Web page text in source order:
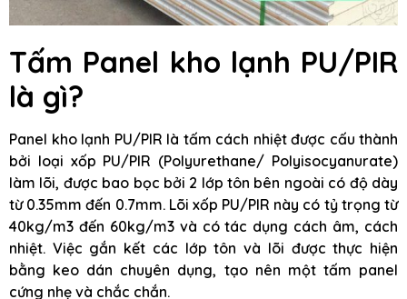
Tấm Panel kho lạnh PU/PIR
là gì?
Panel kho lạnh PU/PIR là tấm cách nhiệt được cấu thành
bởi loại xốp PU/PIR (Polyurethane/ Polyisocyanurate)
làm lõi, được bao bọc bởi 2 lớp tôn bên ngoài có độ dày
từ 0.35mm đến 0.7mm. Lõi xốp PU/PIR này có tỷ trọng từ
40kg/m3 đến 60kg/m3 và có tác dụng cách âm, cách
nhiệt. Việc gắn kết các lớp tôn và lõi được thực hiện
bằng keo dán chuyên dụng, tạo nên một tấm panel
cứng nhẹ và chắc chắn.